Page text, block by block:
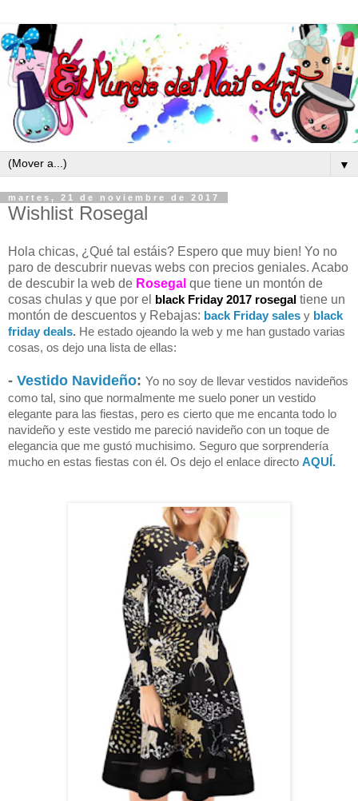
▼
martes, 21 de noviembre de 2017
Wishlist Rosegal
Hola chicas, ¿Qué tal estáis? Espero que muy bien! Yo no
paro de descubrir nuevas webs con precios geniales. Acabo
de descubir la web de Rosegal que tiene un montón de
cosas chulas y que por el black Friday 2017 rosegal tiene un
montón de descuentos y Rebajas: back Friday sales y black
friday deals. He estado ojeando la web y me han gustado varias
cosas, os dejo una lista de ellas:
- Vestido Navideño: Yo no soy de llevar vestidos navideños
como tal, sino que normalmente me suelo poner un vestido
elegante para las fiestas, pero es cierto que me encanta todo lo
navideño y este vestido me pareció navideño con un toque de
elegancia que me gustó muchisimo. Seguro que sorprendería
mucho en estas fiestas con él. Os dejo el enlace directo AQUÍ.